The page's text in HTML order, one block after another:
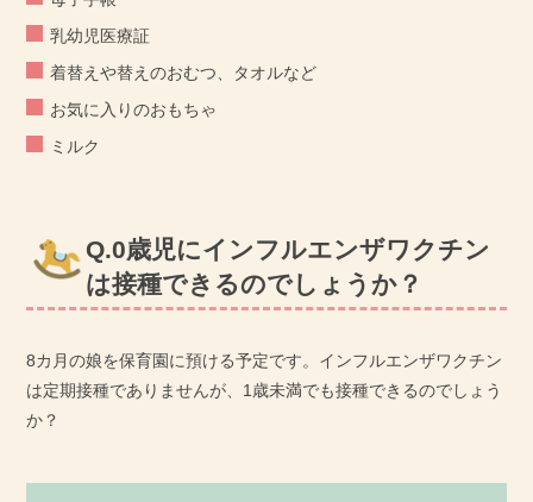
乳幼児医療証
着替えや替えのおむつ、タオルなど
お気に入りのおもちゃ
ミルク
Q.0歳児にインフルエンザワクチン
は接種できるのでしょうか？
8カ月の娘を保育園に預ける予定です。インフルエンザワクチン
は定期接種でありませんが、1歳未満でも接種できるのでしょう
か？